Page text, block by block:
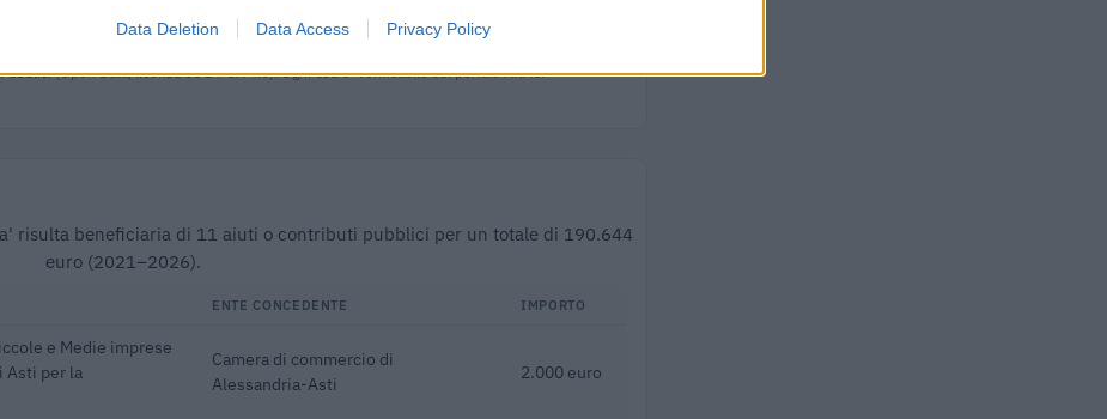
Data Deletion Data Access Privacy Policy
32.500 euro
(Open Data, licenza CC BY-SA 4.0). Ogni CIG e' verificabile sul portale ANAC.
risulta beneficiaria di 11 aiuti o contributi pubblici per un totale di 190.644
euro (2021–2026).
ENTE CONCEDENTE IMPORTO
e Medie imprese
Asti per la
Camera di commercio di
Alessandria-Asti
2.000 euro